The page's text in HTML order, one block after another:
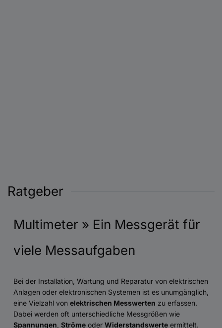
Ratgeber
Multimeter » Ein Messgerät für
viele Messaufgaben
Bei der Installation, Wartung und Reparatur von elektrischen
Anlagen oder elektronischen Systemen ist es unumgänglich,
eine Vielzahl von elektrischen Messwerten zu erfassen.
Dabei werden oft unterschiedliche Messgrößen wie
Spannungen Ströme oder Widerstandswerte ermittelt.